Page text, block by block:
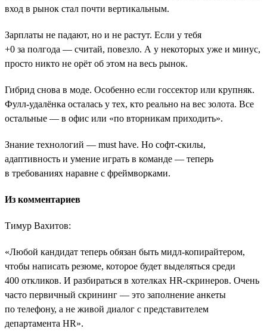
вход в рынок стал почти вертикальным.
Зарплаты не падают, но и не растут. Если у тебя
+0 за полгода — считай, повезло. А у некоторых уже и минус,
просто никто не орёт об этом на весь рынок.
Гибрид снова в моде. Особенно если госсектор или крупняк.
Фулл-удалёнка осталась у тех, кто реально на вес золота. Все
остальные — в офис или «по вторникам приходить».
Знание технологий — must have. Но софт-скилы,
адаптивность и умение играть в команде — теперь
в требованиях наравне с фреймворками.
Из комментариев
Тимур Вахитов:
«Любой кандидат теперь обязан быть мидл-копирайтером,
чтобы написать резюме, которое будет выделяться среди
400 откликов. И разбираться в хотелках HR-скринеров. Очень
часто первичный скрининг ― это заполнение анкеты
по телефону, а не живой диалог с представителем
департамента HR».